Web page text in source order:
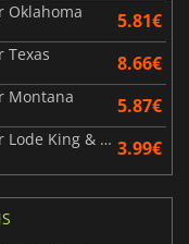
Oklahoma 5.81€
Texas 8.66€
Montana 5.87€
American Truck Simulator Lode King & Prestige Trailers Pack 3.99€